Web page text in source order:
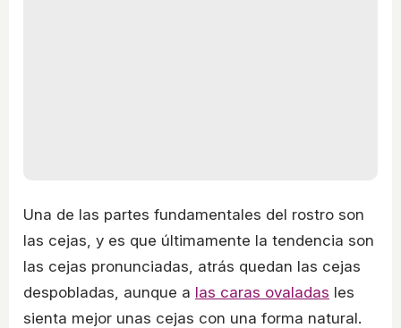
Una de las partes fundamentales del rostro son
las cejas, y es que últimamente la tendencia son
las cejas pronunciadas, atrás quedan las cejas
despobladas, aunque a las caras ovaladas les
sienta mejor unas cejas con una forma natural.